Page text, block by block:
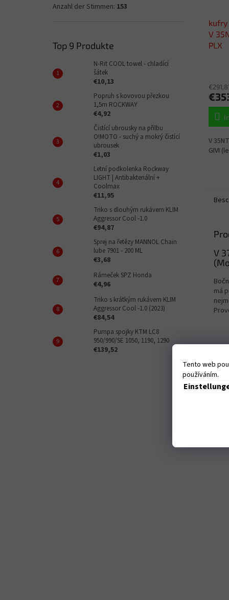
Tento web
používáním.
Anzahl der Stimmen: 153
Top 9 Produkte
N-Rit COOL towel - chladící
šátek
€10,13
Popruh s kovovou přezkou
1,5m ROCKWAY
€4,92
Čistící ubrousky na přilbu
O!MOTO - suchý a mokrý čistící
ubrousek
€1,03
Letní podkolenka Rockway
LIGHT | Antibakteriální +
Coolmax
€11,95
Triko s dlouhým rukávem KLIM
Aggressor Cool -1.0
€94,87
Sprej na řetězy MANNOL Chain
lube 7901 - 200 ML
€3,68
Rámeček SPZ Honda
€4,96
Triko s krátkým rukávem KLIM
Aggressor Cool -1.0 (2023)
€84,54
Pumpa spojky KTM LC8
950/990/SE 1050, 1190, 1290
€139,52
kufry
V
PLX
V
GIVI
V
má